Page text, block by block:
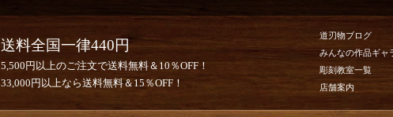
送料全国一律440円
5,500円以上のご注文で送料無料＆10％OFF！
33,000円以上なら送料無料＆15％OFF！
道刃物ブログ
みんなの作品ギャ
彫刻教室一覧
店舗案内